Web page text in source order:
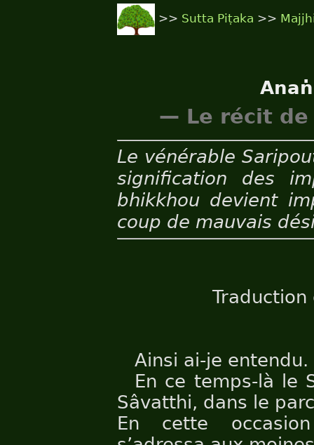
>> Sutta Piṭaka >>
— Le récit
Le vénérable
signification des
bhikkhou devient
coup de mauvais
Traduction
Ainsi ai-je entendu.
En ce temps-là le
Sâvatthi, dans le
En cette